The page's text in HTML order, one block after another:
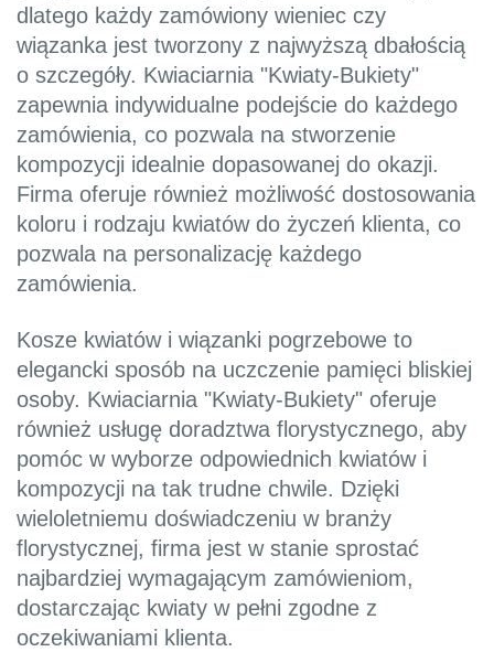
dlatego każdy zamówiony wieniec czy
wiązanka jest tworzony z najwyższą dbałością
o szczegóły. Kwiaciarnia "Kwiaty-Bukiety"
zapewnia indywidualne podejście do każdego
zamówienia, co pozwala na stworzenie
kompozycji idealnie dopasowanej do okazji.
Firma oferuje również możliwość dostosowania
koloru i rodzaju kwiatów do życzeń klienta, co
pozwala na personalizację każdego
zamówienia.
Kosze kwiatów i wiązanki pogrzebowe to
elegancki sposób na uczczenie pamięci bliskiej
osoby. Kwiaciarnia "Kwiaty-Bukiety" oferuje
również usługę doradztwa florystycznego, aby
pomóc w wyborze odpowiednich kwiatów i
kompozycji na tak trudne chwile. Dzięki
wieloletniemu doświadczeniu w branży
florystycznej, firma jest w stanie sprostać
najbardziej wymagającym zamówieniom,
dostarczając kwiaty w pełni zgodne z
oczekiwaniami klienta.